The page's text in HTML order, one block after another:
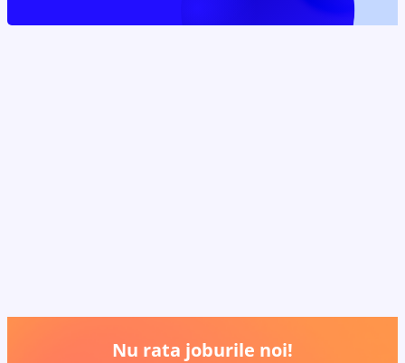
Nu rata joburile noi!